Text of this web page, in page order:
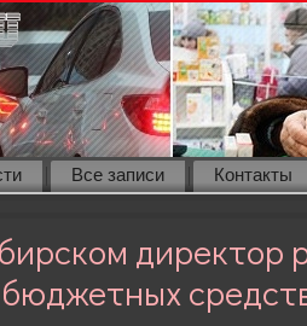
Все записи Контакты
директор